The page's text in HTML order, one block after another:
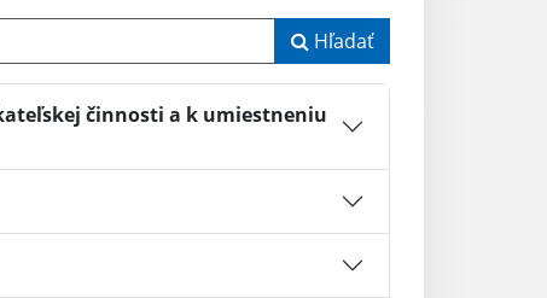
Hľadať
činnosti a k umiestneniu